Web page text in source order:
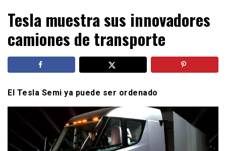
Ooops! Magazine
al tanto de las celebridades que sigues, todo a tu alcance
en un mismo lugar. Grupo Leferas™
Tesla muestra sus innovadores
camiones de transporte
El Tesla Semi ya puede ser ordenado